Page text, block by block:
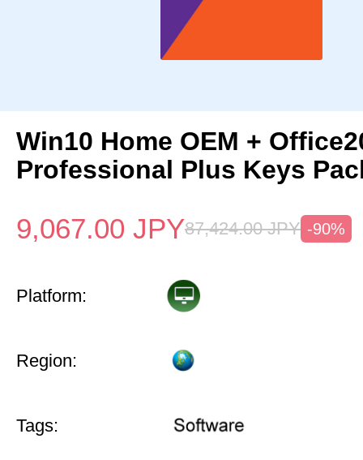
Win10 Home OEM +
Professional Plus Keys
9,067.00 JPY87,424.00 JPY -90%
Platform:
Region:
Tags: